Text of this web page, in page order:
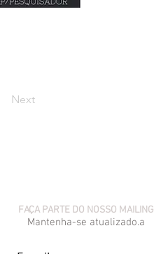
Next
FAÇA PARTE DO NOSSO MAILING
Mantenha-se atualizado.a